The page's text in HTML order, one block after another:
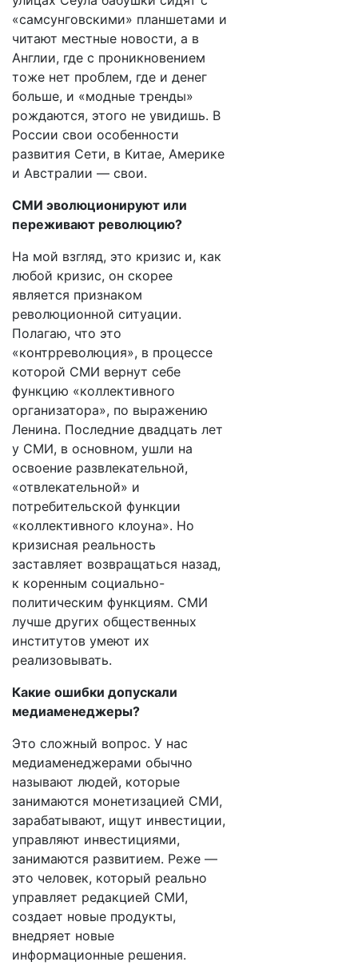
«самсунговскими» планшетами и
читают местные новости, а в
Англии, где с проникновением
тоже нет проблем, где и денег
больше, и «модные тренды»
рождаются, этого не увидишь. В
России свои особенности
развития Сети, в Китае, Америке
и Австралии — свои.
СМИ эволюционируют или
переживают революцию?
На мой взгляд, это кризис и, как
любой кризис, он скорее
является признаком
революционной ситуации.
Полагаю, что это
«контрреволюция», в процессе
которой СМИ вернут себе
функцию «коллективного
организатора», по выражению
Ленина. Последние двадцать лет
у СМИ, в основном, ушли на
освоение развлекательной,
«отвлекательной» и
потребительской функции
«коллективного клоуна». Но
кризисная реальность
заставляет возвращаться назад,
к коренным социально-
политическим функциям. СМИ
лучше других общественных
институтов умеют их
реализовывать.
Какие ошибки допускали
медиаменеджеры?
Это сложный вопрос. У нас
медиаменеджерами обычно
называют людей, которые
занимаются монетизацией СМИ,
зарабатывают, ищут инвестиции,
управляют инвестициями,
занимаются развитием. Реже —
это человек, который реально
управляет редакцией СМИ,
создает новые продукты,
внедряет новые
информационные решения.